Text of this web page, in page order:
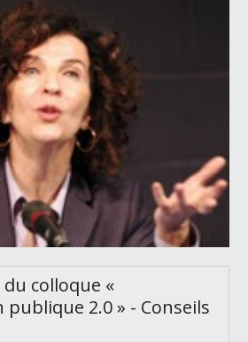
colloque «
2.0 » - Conseils